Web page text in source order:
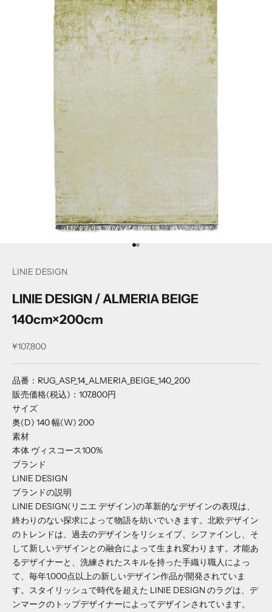
項目に移動する
項目に移動する
LINIE DESIGN
LINIE DESIGN / ALMERIA BEIGE
140cm×200cm
セール価格
¥107,800
品番：RUG_ASP_14_ALMERIA_BEIGE_140_200
販売価格(税込)：107,800円
サイズ
奥(D) 140幅(W) 200
素材
本体 ヴィスコース100%
ブランド
LINIE DESIGN
ブランドの説明
LINIE DESIGN(リニエ デザイン)の革新的なデザインの表現は、
終わりのない探求によって物語を紡いでいきます。北欧デザイン
のトレンドは、過去のデザインをリシェイプ、シファインし、そ
して新しいデザインとの融合によって生まれ変わります。才能あ
るデザイナーと、洗練されたスキルを持った手織り職人によっ
て、毎年1,000点以上の新しいデザイン作品が開発されていま
す。スタイリッシュで時代を超えた LINIE DESIGN のラグは、デ
ンマークのトップデザイナーによってデザインされています。